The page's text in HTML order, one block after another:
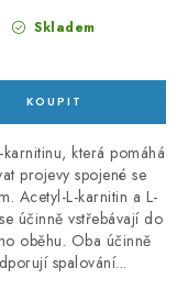
Skladem
která pomáhá
projevy spojené se
Acetyl-L-karnitin a L-
účinně vstřebávají do
oběhu. Oba účinně
spalování...